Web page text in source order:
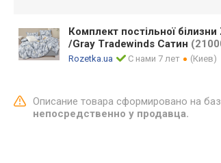
Комплект постільної
/Gray Tradewinds Сатин
Rozetka.ua С нами 7 лет (Киев)
Описание товара сформировано на
непосредственно у продавца.